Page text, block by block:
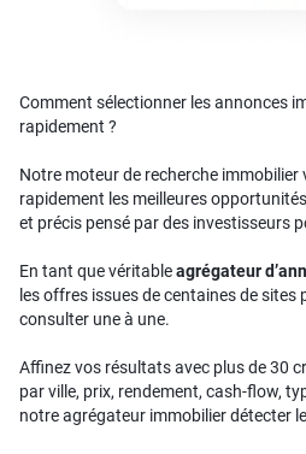
Comment sélectionner les annonces
rapidement ?
Notre moteur de recherche immobilier
rapidement les meilleures
et précis pensé par des investisseurs
En tant que véritableagrégateur
les offres issues de centaines de sites
consulter une à une.
Affinez vos résultats avec plus de 30
par ville, prix, rendement, cash-flow,
notre agrégateur immobilier détecter